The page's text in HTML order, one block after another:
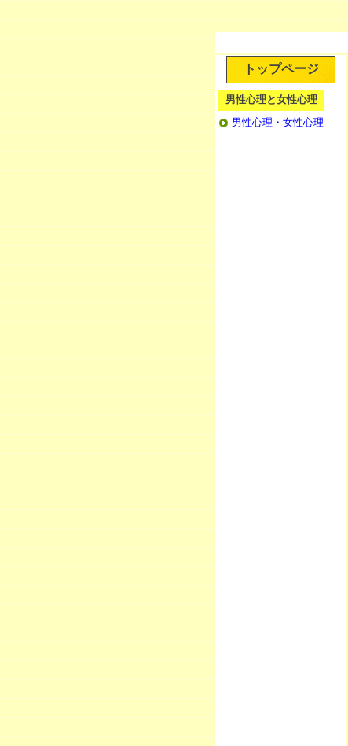
トップページ
男性心理と女性心理
男性心理・女性心理